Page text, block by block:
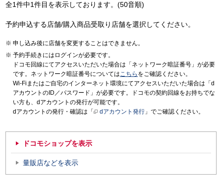
全1件中1件目を表示しております。(50音順)
予約申込する店舗/購入商品受取り店舗を選択してください。
申し込み後に店舗を変更することはできません。
予約手続きにはログインが必要です。
ドコモ回線にてアクセスいただいた場合は「ネットワーク暗証番号」が必要
です。ネットワーク暗証番号についてはこちら をご確認ください。
Wi-Fiまたはご自宅のインターネット環境にてアクセスいただいた場合は「d
アカウントのID／パスワード」が必要です。ドコモの契約回線をお持ちでな
い方も、dアカウントの発行が可能です。
dアカウントの発行・確認は「
dアカウント発行 」でご確認ください。
ドコモショップを表示
量販店などを表示